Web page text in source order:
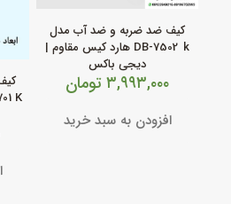
کیف ضد ضربه و ضد آب مدل
DB‑7502 k هارد کیس مقاوم |
دیجی باکس
۳,۹۹۳,۰۰۰ تومان
افزودن به سبد خرید